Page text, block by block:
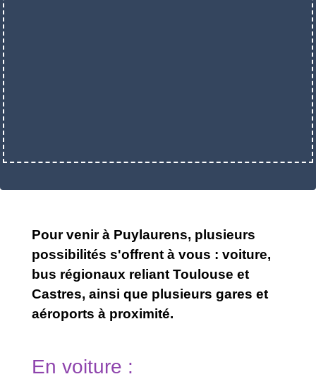
Pour venir à Puylaurens, plusieurs
possibilités s'offrent à vous : voiture,
bus régionaux reliant Toulouse et
Castres, ainsi que plusieurs gares et
aéroports à proximité.
En voiture :